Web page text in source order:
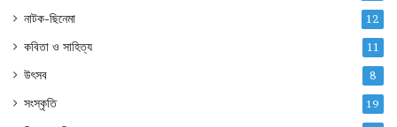
নাটক-ছিনেমা 12
কবিতা ও সাহিত্য 11
উৎসব 8
সংস্কৃতি 19